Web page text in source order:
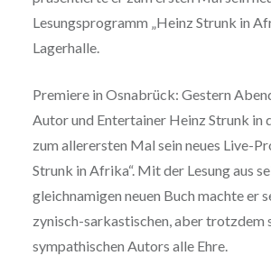
Lesungsprogramm „Heinz Strunk in
Lagerhalle.
Premiere in Osnabrück: Gestern
Autor und Entertainer Heinz Strunk in
zum allerersten Mal sein neues Live-
Strunk in Afrika“. Mit der Lesung aus
gleichnamigen neuen Buch machte er
zynisch-sarkastischen, aber trotzdem
sympathischen Autors alle Ehre.